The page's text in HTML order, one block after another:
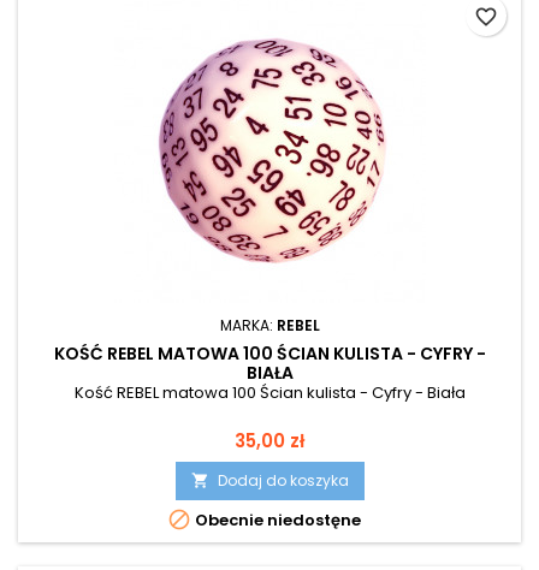
MARKA: REBEL
KOŚĆ REBEL MATOWA 100 ŚCIAN KULISTA - CYFRY -
BIAŁA
Kość REBEL matowa 100 Ścian kulista - Cyfry - Biała
Cena
35,00 zł
 Dodaj do koszyka
 Obecnie niedostęne
favorite_border